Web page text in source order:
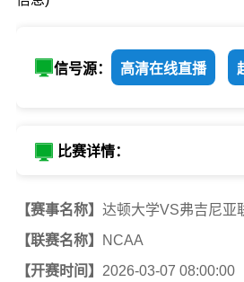
信号源： 高清在线直播
比赛详情：
【赛事名称】 达顿大学VS弗吉尼亚
【联赛名称】
NCAA
【开赛时间】 2026-03-07 08:00:00